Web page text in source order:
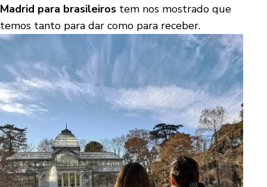
Madrid para brasileiros tem nos mostrado que
temos tanto para dar como para receber.